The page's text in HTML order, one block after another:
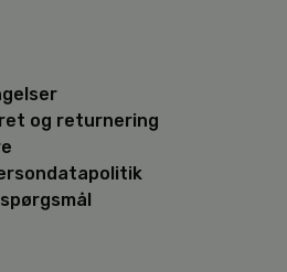
og returnering